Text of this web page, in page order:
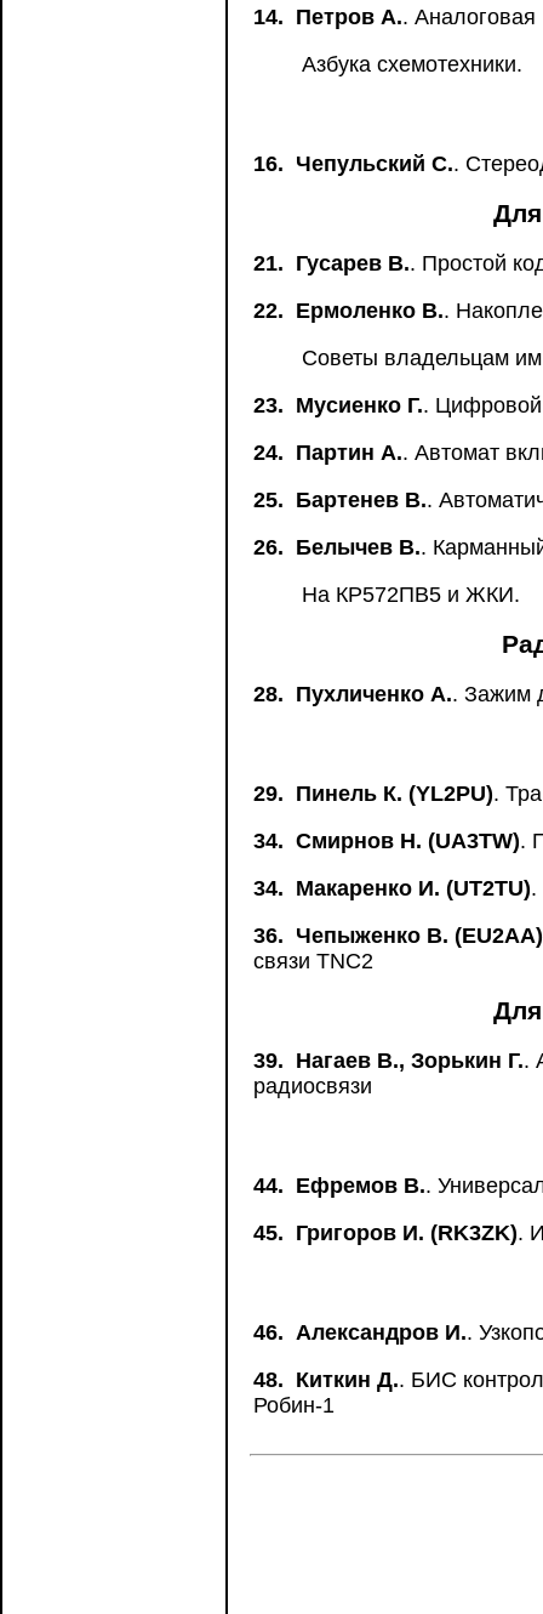
14. Петров А.. Аналоговая
Азбука схемотехники.
16. Чепульский С..
21. Гусарев В.. Простой
22. Ермоленко В..
Советы владельцам
23. Мусиенко Г.. Цифровой
24. Партин А.. Автомат
25. Бартенев В..
26. Белычев В..
На КР572ПВ5 и ЖКИ.
28. Пухличенко А.. Зажим
29. Пинель К. (YL2PU).
34. Смирнов Н. (UA3TW).
34. Макаренко И. (UT2TU).
36. Чепыженко В. (EU2AA)
связи TNC2
39. Нагаев В., Зорькин Г..
радиосвязи
44. Ефремов В..
45. Григоров И. (RK3ZK).
46. Александров И..
48. Киткин Д.. БИС
Робин-1